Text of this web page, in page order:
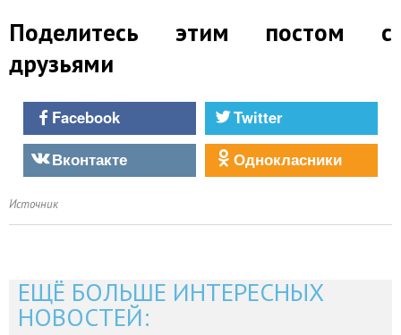
Поделитесь этим постом с
друзьями
Facebook
Twitter
Вконтакте
Однокласники
Источник
ЕЩЁ БОЛЬШЕ ИНТЕРЕСНЫХ
НОВОСТЕЙ: